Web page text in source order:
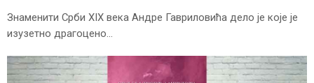
Знаменити Срби XIX века Андре Гавриловића дело је које је
изузетно драгоцено…